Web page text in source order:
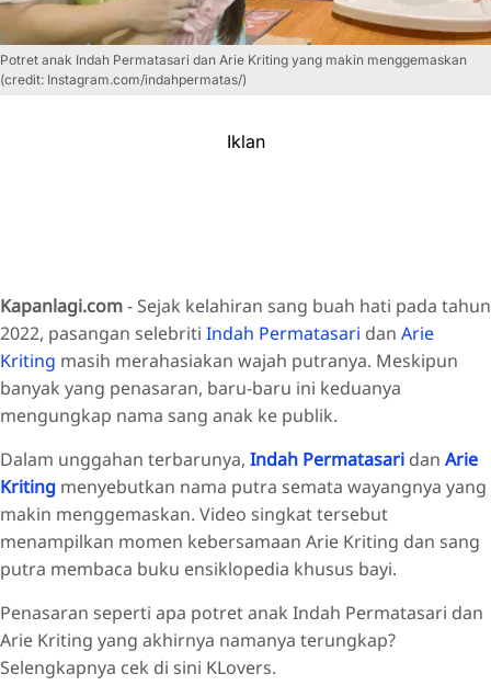
Potret anak Indah Permatasari dan Arie Kriting yang makin menggemaskan
(credit: Instagram.com/indahpermatas/)
Iklan
Kapanlagi.com- Sejak kelahiran sang buah hati pada tahun
2022, pasangan selebriti Indah Permatasari dan Arie
Kriting masih merahasiakan wajah putranya. Meskipun
banyak yang penasaran, baru-baru ini keduanya
mengungkap nama sang anak ke publik.
Dalam unggahan terbarunya, Indah Permatasari dan Arie
Kriting menyebutkan nama putra semata wayangnya yang
makin menggemaskan. Video singkat tersebut
menampilkan momen kebersamaan Arie Kriting dan sang
putra membaca buku ensiklopedia khusus bayi.
Penasaran seperti apa potret anak Indah Permatasari dan
Arie Kriting yang akhirnya namanya terungkap?
Selengkapnya cek di sini KLovers.